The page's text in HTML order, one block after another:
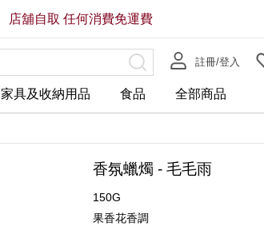
註冊/登入
家具及收納用品 食品 全部商品
店舖自取 任何消費免運費
香氛蠟燭 - 毛毛雨
150G
果香花香調